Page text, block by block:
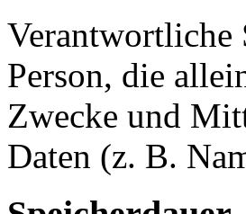
Verantwortliche
Person, die
Zwecke und
Daten (z. B.